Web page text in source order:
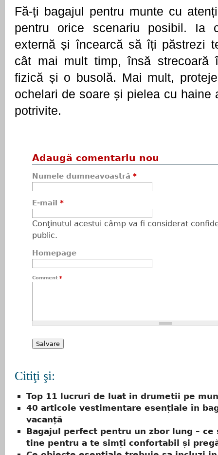
Fă-ți bagajul pentru munte cu
pentru orice scenariu posibil. Ia
externă și încearcă să îți păstrezi
cât mai mult timp, însă strecoară
fizică și o busolă. Mai mult,
ochelari de soare și pielea cu haine
potrivite.
Adaugă comentariu nou
Numele dumneavoastră *
E-mail *
Conţinutul acestui câmp va fi considerat
public.
Homepage
Comment *
Citiţi şi:
Top 11 lucruri de luat in drumetii pe
40 articole vestimentare esențiale în
vacanță
Bagajul perfect pentru un zbor lung – ce
tine pentru a te simți confortabil și